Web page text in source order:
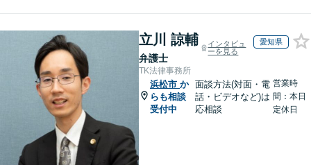
立川 諒輔
弁護士
インタビュ
ーを見る
愛知県
TK法律事務所
浜松市 か
らも相談
受付中
面談方法(対面・電
話・ビデオなど)は
応相談
営業時
間：本日
定休日